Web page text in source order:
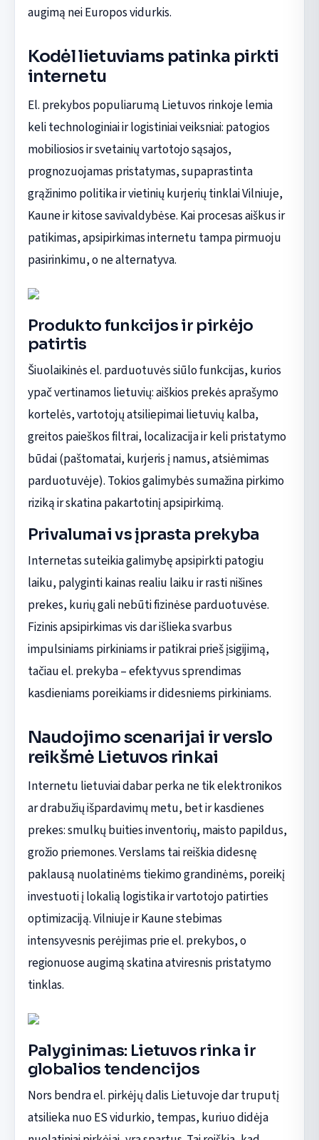
augimą nei Europos vidurkis.
Kodėl lietuviams patinka pirkti
internetu
El. prekybos populiarumą Lietuvos rinkoje lemia
keli technologiniai ir logistiniai veiksniai: patogios
mobiliosios ir svetainių vartotojo sąsajos,
prognozuojamas pristatymas, supaprastinta
grąžinimo politika ir vietinių kurjerių tinklai Vilniuje,
Kaune ir kitose savivaldybėse. Kai procesas aiškus ir
patikimas, apsipirkimas internetu tampa pirmuoju
pasirinkimu, o ne alternatyva.
Produkto funkcijos ir pirkėjo
patirtis
Šiuolaikinės el. parduotuvės siūlo funkcijas, kurios
ypač vertinamos lietuvių: aiškios prekės aprašymo
kortelės, vartotojų atsiliepimai lietuvių kalba,
greitos paieškos filtrai, localizacija ir keli pristatymo
būdai (paštomatai, kurjeris į namus, atsiėmimas
parduotuvėje). Tokios galimybės sumažina pirkimo
riziką ir skatina pakartotinį apsipirkimą.
Privalumai vs įprasta prekyba
Internetas suteikia galimybę apsipirkti patogiu
laiku, palyginti kainas realiu laiku ir rasti nišines
prekes, kurių gali nebūti fizinėse parduotuvėse.
Fizinis apsipirkimas vis dar išlieka svarbus
impulsiniams pirkiniams ir patikrai prieš įsigijimą,
tačiau el. prekyba – efektyvus sprendimas
kasdieniams poreikiams ir didesniems pirkiniams.
Naudojimo scenarijai ir verslo
reikšmė Lietuvos rinkai
Internetu lietuviai dabar perka ne tik elektronikos
ar drabužių išpardavimų metu, bet ir kasdienes
prekes: smulkų buities inventorių, maisto papildus,
grožio priemones. Verslams tai reiškia didesnę
paklausą nuolatinėms tiekimo grandinėms, poreikį
investuoti į lokalią logistika ir vartotojo patirties
optimizaciją. Vilniuje ir Kaune stebimas
intensyvesnis perėjimas prie el. prekybos, o
regionuose augimą skatina atviresnis pristatymo
tinklas.
Palyginimas: Lietuvos rinka ir
globalios tendencijos
Nors bendra el. pirkėjų dalis Lietuvoje dar truputį
atsilieka nuo ES vidurkio, tempas, kuriuo didėja